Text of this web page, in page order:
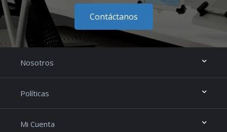
Contáctanos
Nosotros
Políticas
Mi Cuenta